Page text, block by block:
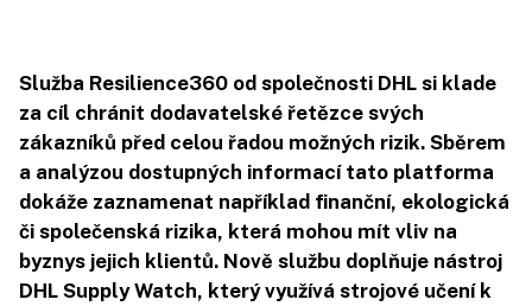
Služba Resilience360 od společnosti DHL si klade
za cíl chránit dodavatelské řetězce svých
zákazníků před celou řadou možných rizik. Sběrem
a analýzou dostupných informací tato platforma
dokáže zaznamenat například finanční, ekologická
či společenská rizika, která mohou mít vliv na
byznys jejich klientů. Nově službu doplňuje nástroj
DHL Supply Watch, který využívá strojové učení k